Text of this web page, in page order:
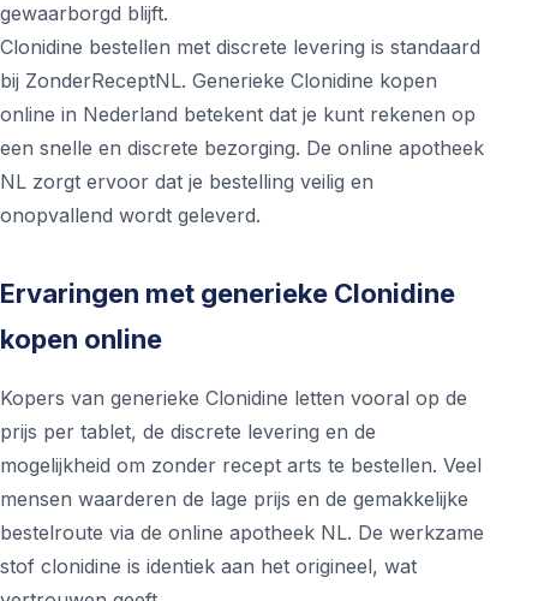
gewaarborgd blijft.
Clonidine bestellen met discrete levering is standaard
bij ZonderReceptNL. Generieke Clonidine kopen
online in Nederland betekent dat je kunt rekenen op
een snelle en discrete bezorging. De online apotheek
NL zorgt ervoor dat je bestelling veilig en
onopvallend wordt geleverd.
Ervaringen met generieke Clonidine
kopen online
Kopers van generieke Clonidine letten vooral op de
prijs per tablet, de discrete levering en de
mogelijkheid om zonder recept arts te bestellen. Veel
mensen waarderen de lage prijs en de gemakkelijke
bestelroute via de online apotheek NL. De werkzame
stof clonidine is identiek aan het origineel, wat